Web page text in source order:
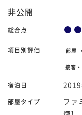
非公開
総合点
項目別評価 部屋
接客
宿泊日 2019
部屋タイプ
ファ